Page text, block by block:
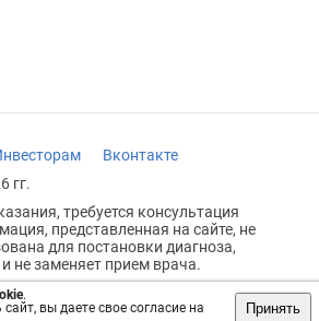
.
вы даете свое согласие на
Принять
Вконтакте
гг.
требуется консультация
представленная на сайте, не
для постановки диагноза,
не заменяет прием врача.
18+